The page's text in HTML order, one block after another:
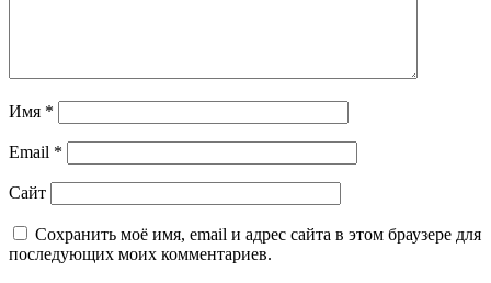
Имя *
Email *
Сайт
Сохранить моё имя, email и адрес сайта в этом браузере для
последующих моих комментариев.